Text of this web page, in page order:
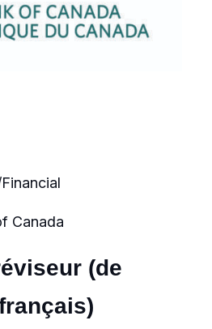
Canada
(de